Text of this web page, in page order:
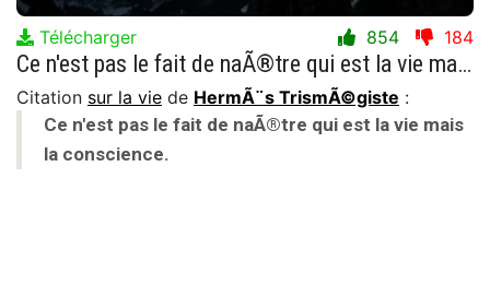
Télécharger 854 184
Ce n'est pas le fait de naÃ®tre qui est la vie mais la conscience.
Citation sur la vie de HermÃ¨s TrismÃ©giste :
Ce n'est pas le fait de naÃ®tre qui est la vie mais
la conscience.